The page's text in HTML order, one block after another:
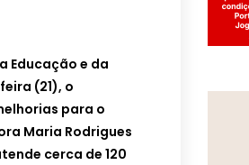
Educação e da
(21), o
para o
Maria Rodrigues
cerca de 120